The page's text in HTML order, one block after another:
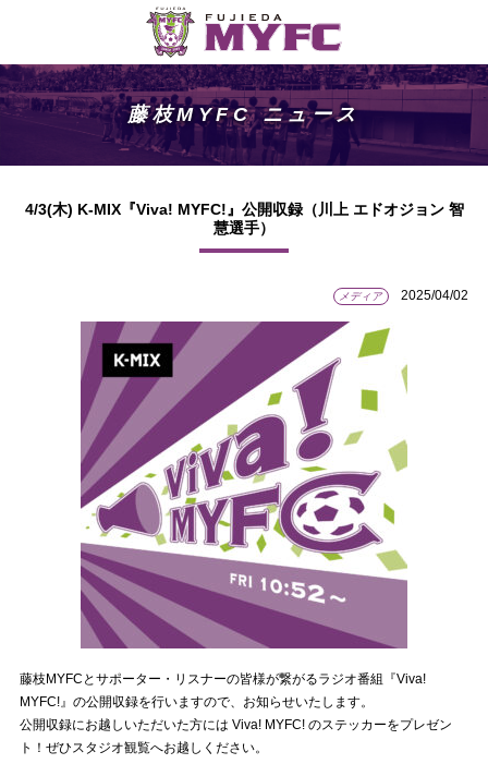
藤枝MYFC ニュース
4/3(木) K-MIX『Viva! MYFC!』公開収録（川上 エドオジョン 智
慧選手）
メディア 2025/04/02
藤枝MYFCとサポーター・リスナーの皆様が繋がるラジオ番組『Viva!
MYFC!』の公開収録を行いますので、お知らせいたします。
公開収録にお越しいただいた方には Viva! MYFC! のステッカーをプレゼン
ト！ぜひスタジオ観覧へお越しください。